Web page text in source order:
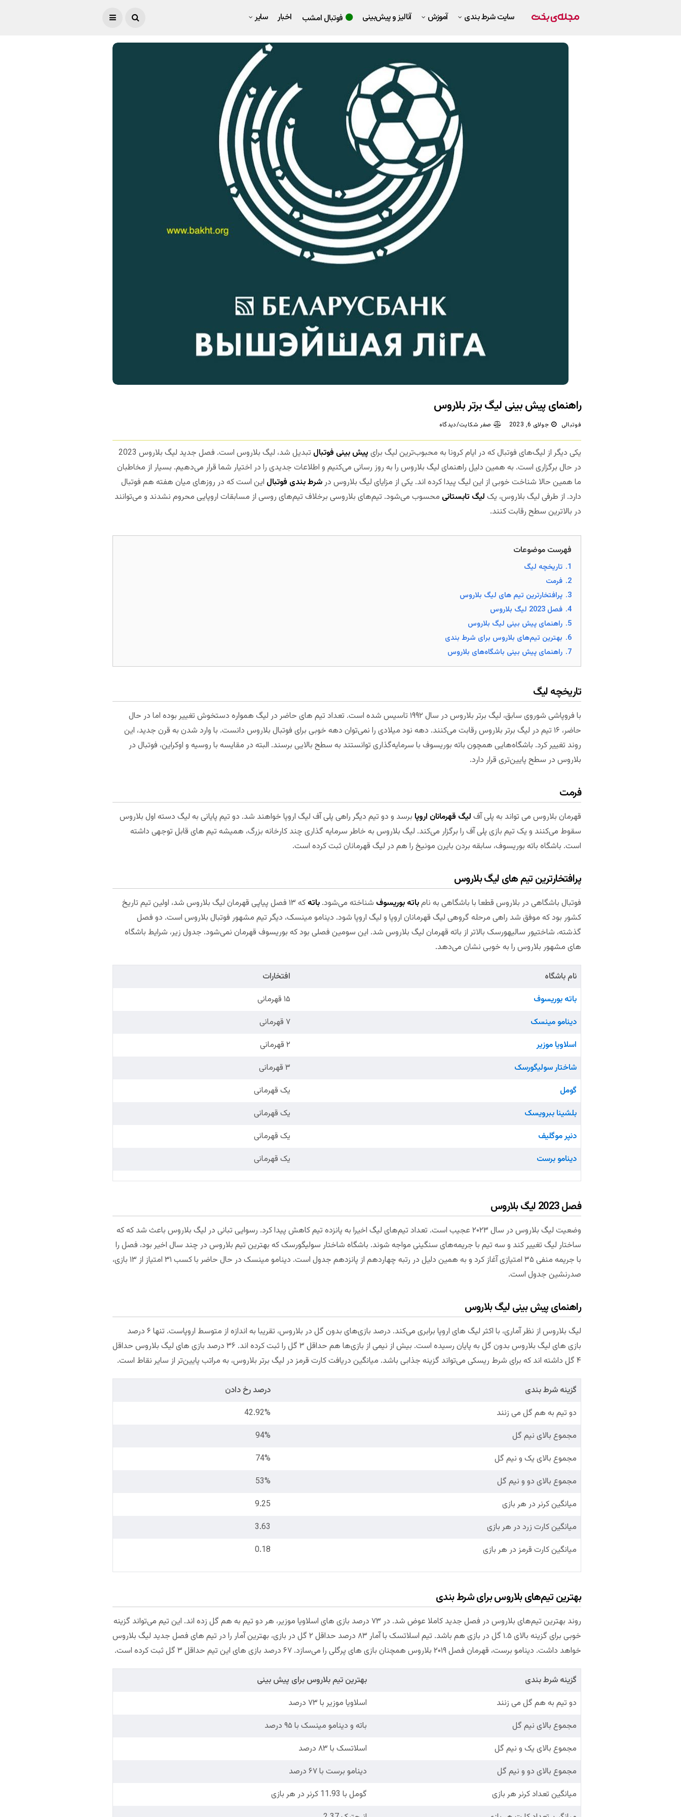
سایت شرط بندی آموزش آنالیز و پیش‌بینی فوتبال امشب اخبار سایر
راهنمای پیش بینی لیگ برتر بلاروس
فوتبالی جولای 6, 2023 صفر شکایت/دیدگاه
یکی دیگر از لیگ‌های فوتبال که در ایام کرونا به محبوب‌ترین لیگ برای پیش بینی فوتبال
تبدیل شد، لیگ بلاروس است. فصل جدید لیگ بلاروس 2023
در حال برگزاری است. به همین دلیل راهنمای لیگ بلاروس را به روز رسانی می‌کنیم و اطلاعات جدیدی را در اختیار شما قرار می‌دهیم. بسیار از مخاطبان
ما همین حالا شناخت خوبی از این لیگ پیدا کرده اند. یکی از مزایای لیگ بلاروس درشرط بندی فوتبال این است که در روزهای میان هفته هم فوتبال
دارد. از طرفی لیگ بلاروس، یک لیگ تابستانی محسوب می‌شود. تیم‌های بلاروسی برخلاف تیم‌های روسی از مسابقات اروپایی محروم نشدند و می‌توانند
در بالاترین سطح رقابت کنند.
فهرست موضوعات
1. تاریخچه لیگ
2. فرمت
3. پرافتخارترین تیم های لیگ بلاروس
4. فصل 2023 لیگ بلاروس
5. راهنمای پیش بینی لیگ بلاروس
6. بهترین تیم‌های بلاروس برای شرط بندی
7. راهنمای پیش بینی باشگاه‌های بلاروس
تاریخچه لیگ
با فروپاشی شوروی سابق، لیگ برتر بلاروس در سال ۱۹۹۲ تاسیس شده است. تعداد تیم های حاضر در لیگ همواره دستخوش تغییر بوده اما در حال
حاضر، ۱۶ تیم در لیگ برتر بلاروس رقابت می‌کنند. دهه نود میلادی را نمی‌توان دهه خوبی برای فوتبال بلاروس دانست. با وارد شدن به قرن جدید، این
روند تغییر کرد. باشگاه‌هایی همچون باته بوریسوف با سرمایه‌گذاری توانستند به سطح بالایی برسند. البته در مقایسه با روسیه و اوکراین، فوتبال در
بلاروس در سطح پایین‌تری قرار دارد.
فرمت
قهرمان بلاروس می تواند به پلی آف لیگ قهرمانان اروپا برسد و دو تیم دیگر راهی پلی آف لیگ اروپا خواهند شد. دو تیم پایانی به لیگ دسته اول بلاروس
سقوط می‌کنند و یک تیم بازی پلی آف را برگزار می‌کند. لیگ بلاروس به خاطر سرمایه گذاری چند کارخانه بزرگ، همیشه تیم های قابل توجهی داشته
است. باشگاه باته بوریسوف، سابقه بردن بایرن مونیخ را هم در لیگ قهرمانان ثبت کرده است.
پرافتخارترین تیم های لیگ بلاروس
فوتبال باشگاهی در بلاروس قطعا با باشگاهی به نامباته بوریسوف شناخته می‌شود. باته
که ۱۳ فصل پیاپی قهرمان لیگ بلاروس شد، اولین تیم تاریخ
کشور بود که موفق شد راهی مرحله گروهی لیگ قهرمانان اروپا و لیگ اروپا شود. دینامو مینسک، دیگر تیم مشهور فوتبال بلاروس است. دو فصل
گذشته، شاختیور سالیهورسک بالاتر از باته قهرمان لیگ بلاروس شد. این سومین فصلی بود که بوریسوف قهرمان نمی‌شود. جدول زیر، شرایط باشگاه
های مشهور بلاروس را به خوبی نشان می‌دهد.
نام باشگاه
افتخارات
باته بوریسوف
۱۵ قهرمانی
دینامو مینسک
۷ قهرمانی
اسلاویا موزیر
۲ قهرمانی
شاختار سولیگورسک
۳ قهرمانی
گومل
یک قهرمانی
بلشینا ببرویسک
یک قهرمانی
دنپر موگلیف
یک قهرمانی
دینامو برست
یک قهرمانی
فصل 2023 لیگ بلاروس
وضعیت لیگ بلاروس در سال ۲۰۲۳ عجیب است. تعداد تیم‌های لیگ اخیرا به پانزده تیم کاهش پیدا کرد. رسوایی تبانی در لیگ بلاروس باعث شد که که
ساختار لیگ تغییر کند و سه تیم با جریمه‌های سنگینی مواجه شوند. باشگاه شاختار سولیگورسک که بهترین تیم بلاروس در چند سال اخیر بود، فصل را
با جریمه منفی ۳۵ امتیازی آغاز کرد و به همین دلیل در رتبه چهاردهم از پانزدهم جدول است. دینامو مینسک در حال حاضر با کسب ۳۱ امتیاز از ۱۳ بازی،
صدرنشین جدول است.
راهنمای پیش بینی لیگ بلاروس
لیگ بلاروس از نظر آماری، با اکثر لیگ های اروپا برابری می‌کند. درصد بازی‌های بدون گل در بلاروس، تقریبا به اندازه از متوسط اروپاست. تنها ۶ درصد
بازی های لیگ بلاروس بدون گل به پایان رسیده است. بیش از نیمی از بازی‌ها هم حداقل ۳ گل را ثبت کرده اند. ۳۶ درصد بازی های لیگ بلاروس حداقل
۴ گل داشته اند که برای شرط ریسکی می‌تواند گزینه جذابی باشد. میانگین دریافت کارت قرمز در لیگ برتر بلاروس، به مراتب پایین‌تر از سایر نقاط است.
گزینه شرط بندی
درصد رخ دادن
دو تیم به هم گل می زنند
42.92%
مجموع بالای نیم گل
94%
مجموع بالای یک و نیم گل
74%
مجموع بالای دو و نیم گل
53%
میانگین کرنر در هر بازی
9.25
میانگین کارت زرد در هر بازی
3.63
میانگین کارت قرمز در هر بازی
0.18
بهترین تیم‌های بلاروس برای شرط بندی
روند بهترین تیم‌های بلاروس در فصل جدید کاملا عوض شد. در ۷۳ درصد بازی های اسلاویا موزیر، هر دو تیم به هم گل زده اند. این تیم می‌تواند گزینه
خوبی برای گزینه بالای ۱.۵ گل در بازی هم باشد. تیم اسلاتسک با آمار ۸۳ درصد حداقل ۲ گل در بازی، بهترین آمار را در تیم های فصل جدید لیگ بلاروس
خواهد داشت. دینامو برست، قهرمان فصل ۲۰۱۹ بلاروس همچنان بازی های پرگلی را می‌سازد. ۶۷ درصد بازی های این تیم حداقل ۳ گل ثبت کرده است.
گزینه شرط بندی
بهترین تیم بلاروس برای پیش بینی
دو تیم به هم گل می زنند
اسلاویا موزیر با ۷۳ درصد
مجموع بالای نیم گل
باته و دینامو مینسک با ۹۵ درصد
مجموع بالای یک و نیم گل
اسلاتسک با ۸۳ درصد
مجموع بالای دو و نیم گل
دینامو برست با ۶۷ درصد
میانگین تعداد کرنر هر بازی
گومل با 11.93 کرنر در هر بازی